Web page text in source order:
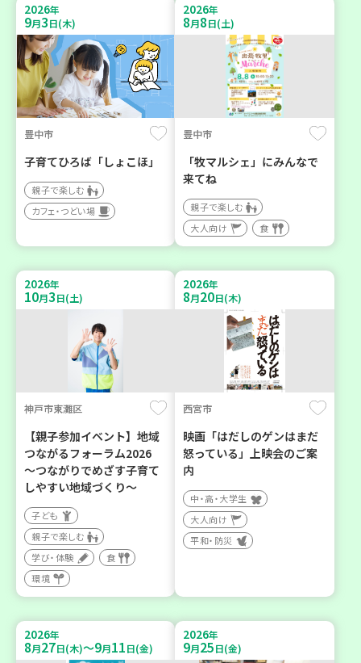
2026年
9月3日(木)
豊中市
子育てひろば「しょこほ」
親子で楽しむ
カフェ・つどい場
2026年
8月8日(土)
豊中市
「牧マルシェ」にみんなで
来てね
親子で楽しむ
大人向け
食
2026年
10月3日(土)
神戸市東灘区
【親子参加イベント】地域
つながるフォーラム2026
～つながりでめざす子育て
しやすい地域づくり～
子ども
親子で楽しむ
学び・体験
食
環境
2026年
8月20日(木)
西宮市
映画「はだしのゲンはまだ
怒っている」上映会のご案
内
中・高・大学生
大人向け
平和・防災
2026年
8月27日(木)～9月11日(金)
2026年
9月25日(金)